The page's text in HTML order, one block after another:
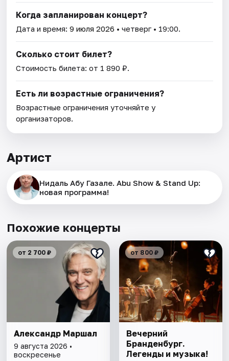
Когда запланирован концерт?
Дата и время:9 июля 2026 • четверг • 19:00.
Сколько стоит билет?
Стоимость билета: от 1 890 ₽.
Есть ли возрастные ограничения?
Возрастные ограничения уточняйте у
организаторов.
Артист
Нидаль Абу Газале. Abu Show & Stand Up:
новая программа!
Похожие концерты
от 2 700 ₽
Александр Маршал
9 августа 2026 •
воскресенье
от 800 ₽
Вечерний
Бранденбург.
Легенды и музыка!